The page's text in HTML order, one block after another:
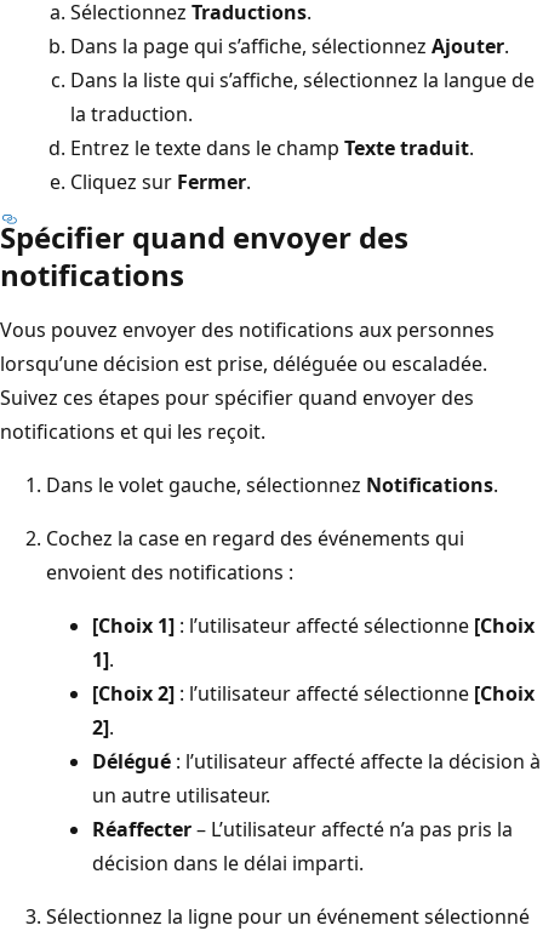
Sélectionnez Traductions.
Dans la page qui s’affiche, sélectionnez Ajouter.
Dans la liste qui s’affiche, sélectionnez la langue de
la traduction.
Entrez le texte dans le champ Texte traduit.
Cliquez sur Fermer.
Spécifier quand envoyer des
notifications
Vous pouvez envoyer des notifications aux personnes
lorsqu’une décision est prise, déléguée ou escaladée.
Suivez ces étapes pour spécifier quand envoyer des
notifications et qui les reçoit.
Dans le volet gauche, sélectionnez Notifications.
Cochez la case en regard des événements qui
envoient des notifications :
[Choix 1] : l’utilisateur affecté sélectionne [Choix
1].
[Choix 2] : l’utilisateur affecté sélectionne [Choix
2].
Délégué : l’utilisateur affecté affecte la décision à
un autre utilisateur.
Réaffecter– L’utilisateur affecté n’a pas pris la
décision dans le délai imparti.
Sélectionnez la ligne pour un événement sélectionné